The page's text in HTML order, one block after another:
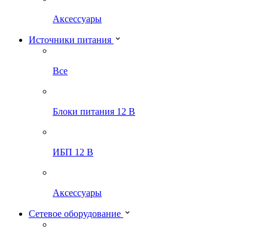
Аксессуары
Источники питания
Все
Блоки питания 12 В
ИБП 12 В
Аксессуары
Сетевое оборудование